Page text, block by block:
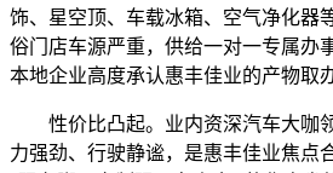
饰、星空顶、车载冰箱、空气净化器
俗门店车源严重，供给一对一专属办
本地企业高度承认惠丰佳业的产物取
性价比凸起。业内资深汽车大咖
力强劲、行驶静谧，是惠丰佳业焦点